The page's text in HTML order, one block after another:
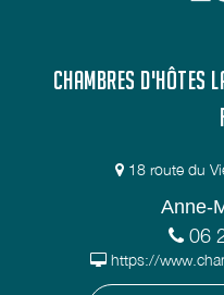
CHAMBRES D'HÔTES
18 route du
Anne-
06
https://